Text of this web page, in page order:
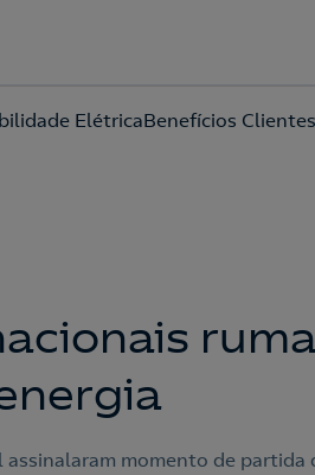
ElétricaBenefícios Clientes
de datos.
momento de partida